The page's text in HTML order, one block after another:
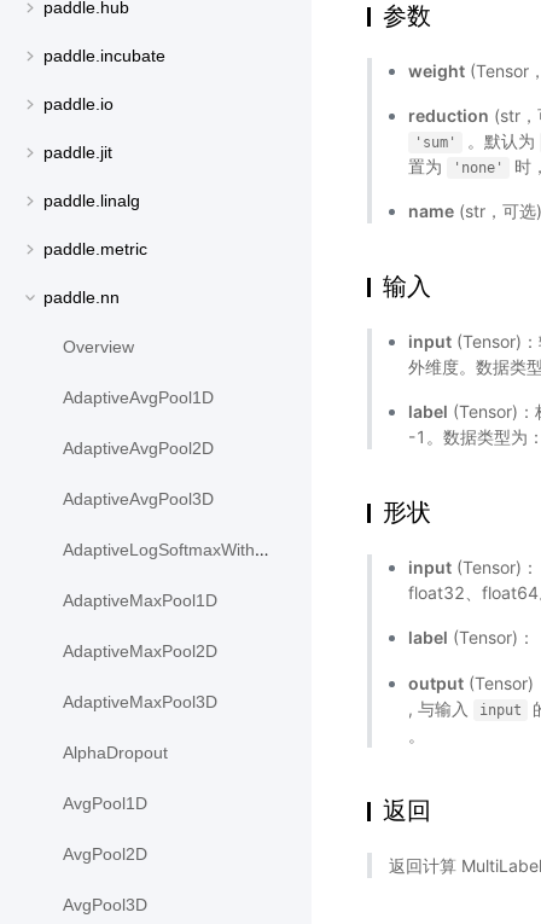
paddle.hub
paddle.incubate
paddle.io
paddle.jit
paddle.linalg
paddle.metric
paddle.nn
Overview
AdaptiveAvgPool1D
AdaptiveAvgPool2D
AdaptiveAvgPool3D
AdaptiveLogSoftmaxWithLoss
AdaptiveMaxPool1D
AdaptiveMaxPool2D
AdaptiveMaxPool3D
AlphaDropout
AvgPool1D
AvgPool2D
AvgPool3D
参数
weight (Tensor
reduction (str
'sum'
。默认为
置为
'none' 时
name (str，可
输入
input (Tensor)
外维度。数据类
label (Tensor)
-1。数据类型为
形状
input (Tensor)
float32、float64
label (Tensor)：
output (Tensor)
, 与输入
input
。
返回
返回计算